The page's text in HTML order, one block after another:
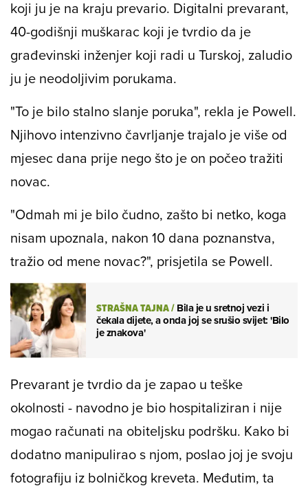
koji ju je na kraju prevario. Digitalni prevarant,
40-godišnji muškarac koji je tvrdio da je
građevinski inženjer koji radi u Turskoj, zaludio
ju je neodoljivim porukama.
"To je bilo stalno slanje poruka", rekla je Powell.
Njihovo intenzivno čavrljanje trajalo je više od
mjesec dana prije nego što je on počeo tražiti
novac.
"Odmah mi je bilo čudno, zašto bi netko, koga
nisam upoznala, nakon 10 dana poznanstva,
tražio od mene novac?", prisjetila se Powell.
STRAŠNA TAJNA/Bila je u sretnoj vezi i
čekala dijete, a onda joj se srušio svijet: 'Bilo
je znakova'
Prevarant je tvrdio da je zapao u teške
okolnosti - navodno je bio hospitaliziran i nije
mogao računati na obiteljsku podršku. Kako bi
dodatno manipulirao s njom, poslao joj je svoju
fotografiju iz bolničkog kreveta. Međutim, ta